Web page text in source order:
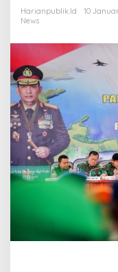
i
s
i
t
T
e
g
a
s
a
n
Harianpublik.id
10
News